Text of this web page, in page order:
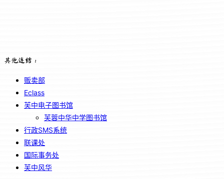
其他连结：
贩卖部
Eclass
芙中电子图书馆
芙蓉中华中学图书馆
行政SMS系统
联课处
国际事务处
芙中风华